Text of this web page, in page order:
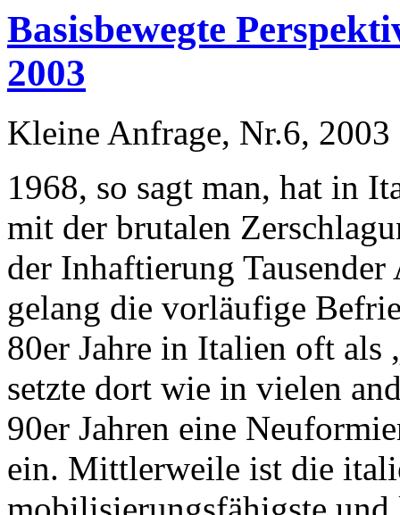
Basisbewegte
2003
Kleine Anfrage, Nr.6, 2003
1968, so sagt man, hat in
mit der brutalen
der Inhaftie­rung
gelang die vorläufige
80er Jahre in Italien oft als
setzte dort wie in vielen
90er Jahren eine
ein. Mittlerweile ist die